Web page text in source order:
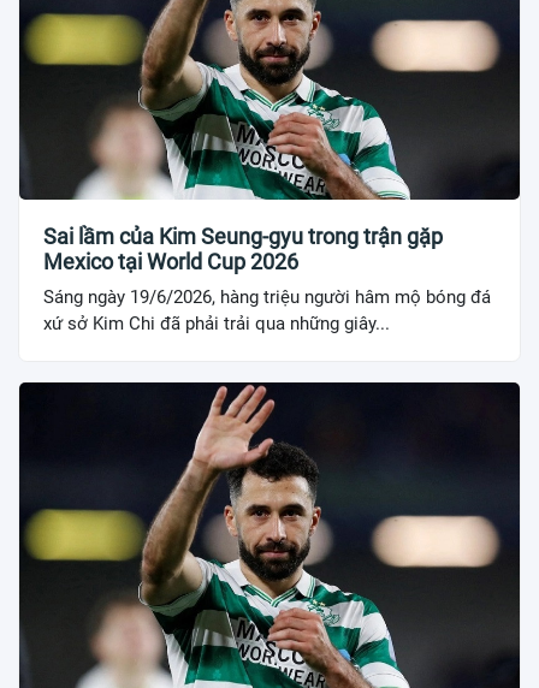
Sai lầm của Kim Seung-gyu trong trận gặp
Mexico tại World Cup 2026
Sáng ngày 19/6/2026, hàng triệu người hâm mộ bóng đá
xứ sở Kim Chi đã phải trải qua những giây...